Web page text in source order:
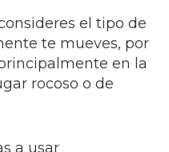
el tipo de
te mueves, por
en la
rocoso o de
a usar